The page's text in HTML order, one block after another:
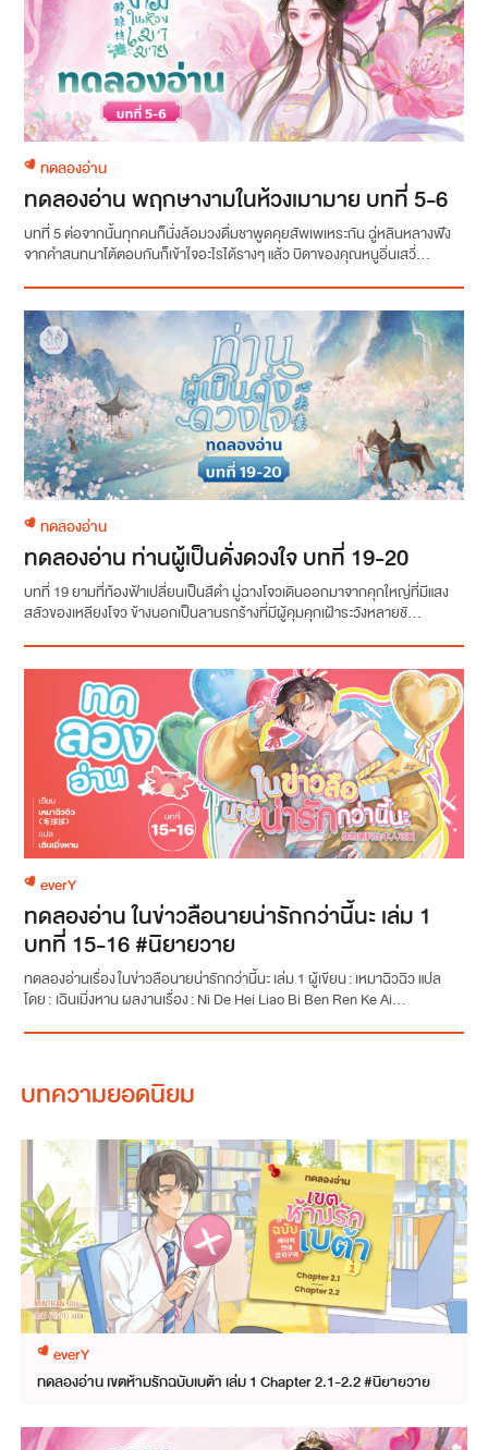
ทดลองอ่าน
ทดลองอ่าน พฤกษางามในห้วงเมามาย บทที่ 5-6
บทที่ 5 ต่อจากนั้นทุกคนก็นั่งล้อมวงดื่มชาพูดคุยสัพเพเหระกัน ฉู่หลินหลางฟัง
จากคำสนทนาโต้ตอบกันก็เข้าใจอะไรได้รางๆ แล้ว บิดาของคุณหนูอิ่นเสวี่...
ทดลองอ่าน
ทดลองอ่าน ท่านผู้เป็นดั่งดวงใจ บทที่ 19-20
บทที่ 19 ยามที่ท้องฟ้าเปลี่ยนเป็นสีดำ มู่ฉางโจวเดินออกมาจากคุกใหญ่ที่มีแสง
สลัวของเหลียงโจว ข้างนอกเป็นลานรกร้างที่มีผู้คุมคุกเฝ้าระวังหลายชั...
everY
ทดลองอ่าน ในข่าวลือนายน่ารักกว่านี้นะ เล่ม 1
บทที่ 15-16 #นิยายวาย
ทดลองอ่านเรื่อง ในข่าวลือนายน่ารักกว่านี้นะ เล่ม 1 ผู้เขียน : เหมาฉิวฉิว แปล
โดย : เฉินเมิ่งหาน ผลงานเรื่อง : Ni De Hei Liao Bi Ben Ren Ke Ai...
บทความยอดนิยม
everY
ทดลองอ่าน เขตห้ามรักฉบับเบต้า เล่ม 1 Chapter 2.1-2.2 #นิยายวาย